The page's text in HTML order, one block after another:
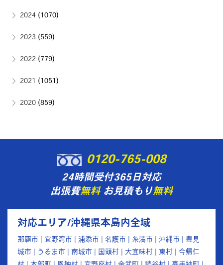
2024 (1070)
2023 (559)
2022 (779)
2021 (1051)
2020 (859)
0120-765-008
24時間受付365日対応
出張費無料お見積もり無料
対応エリア/沖縄県本島内全域
那覇市 | 宜野湾市 | 浦添市 | 名護市 | 糸満市 | 沖縄市 | 豊見
城市 | うるま市 | 南城市 | 国頭村 | 大宜味村 | 東村 | 今帰仁